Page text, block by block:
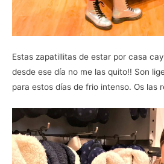
Estas zapatillitas de estar por casa
desde ese día no me las quito!! Son
para estos días de frio intenso. Os las